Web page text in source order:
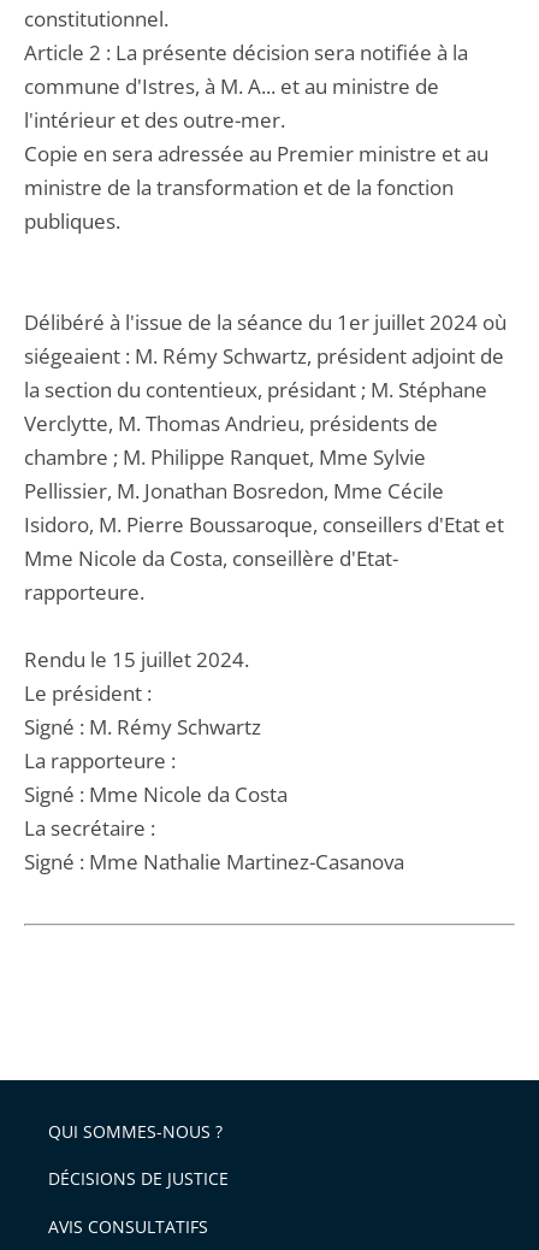
constitutionnel.
Article 2 : La présente décision sera notifiée à la
commune d'Istres, à M. A... et au ministre de
l'intérieur et des outre-mer.
Copie en sera adressée au Premier ministre et au
ministre de la transformation et de la fonction
publiques.
Délibéré à l'issue de la séance du 1er juillet 2024 où
siégeaient : M. Rémy Schwartz, président adjoint de
la section du contentieux, présidant ; M. Stéphane
Verclytte, M. Thomas Andrieu, présidents de
chambre ; M. Philippe Ranquet, Mme Sylvie
Pellissier, M. Jonathan Bosredon, Mme Cécile
Isidoro, M. Pierre Boussaroque, conseillers d'Etat et
Mme Nicole da Costa, conseillère d'Etat-
rapporteure.
Rendu le 15 juillet 2024.
Le président :
Signé : M. Rémy Schwartz
La rapporteure :
Signé : Mme Nicole da Costa
La secrétaire :
Signé : Mme Nathalie Martinez-Casanova
QUI SOMMES-NOUS ?
DÉCISIONS DE JUSTICE
AVIS CONSULTATIFS